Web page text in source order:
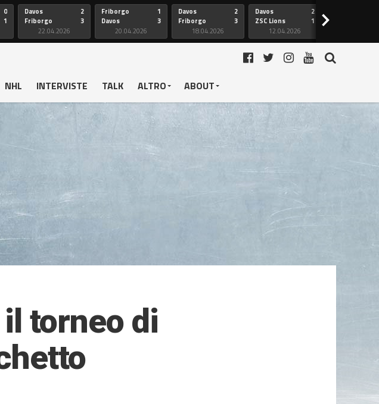
0
1
Davos
Friborgo
2
3
22.04.2026
Friborgo
Davos
1
3
20.04.2026
Davos
Friborgo
2
3
18.04.2026
Davos
ZSC Lions
2
1
12.04.2026
>
NHL INTERVISTE TALK ALTRO ABOUT
torneo di